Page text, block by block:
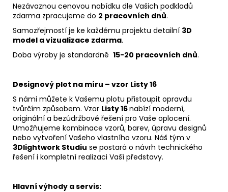
Nezávaznou cenovou nabídku dle Vašich podkladů
zdarma zpracujeme do 2 pracovních dnů.
Samozřejmostí je ke každému projektu detailní 3D
model a vizualizace zdarma.
Doba výroby je standardně 15-20 pracovních dnů.
Designový plot na míru – vzor Listy 16
S námi můžete k Vašemu plotu přistoupit opravdu
tvůrčím způsobem. Vzor Listy 16nabízí moderní,
originální a bezúdržbové řešení pro Vaše oplocení.
Umožňujeme kombinace vzorů, barev, úpravu designů
nebo vytvoření Vašeho vlastního vzoru. Náš tým v
3Dlightwork Studiu se postará o návrh technického
řešení i kompletní realizaci Vaší představy.
Hlavní výhody a servis: